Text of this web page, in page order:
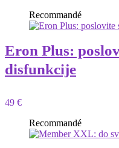
Recommandé
Eron Plus:
disfunkcije
49 €
Recommandé